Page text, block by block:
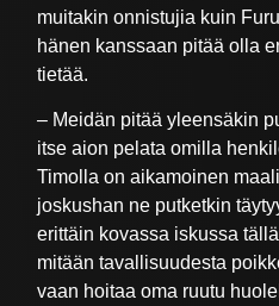
muitakin onnistujia kuin
hänen kanssaan pitää olla
tietää.
– Meidän pitää yleensäkin
itse aion pelata omilla
Timolla on aikamoinen
joskushan ne putketkin
erittäin kovassa iskussa
mitään tavallisuudesta
vaan hoitaa oma ruutu